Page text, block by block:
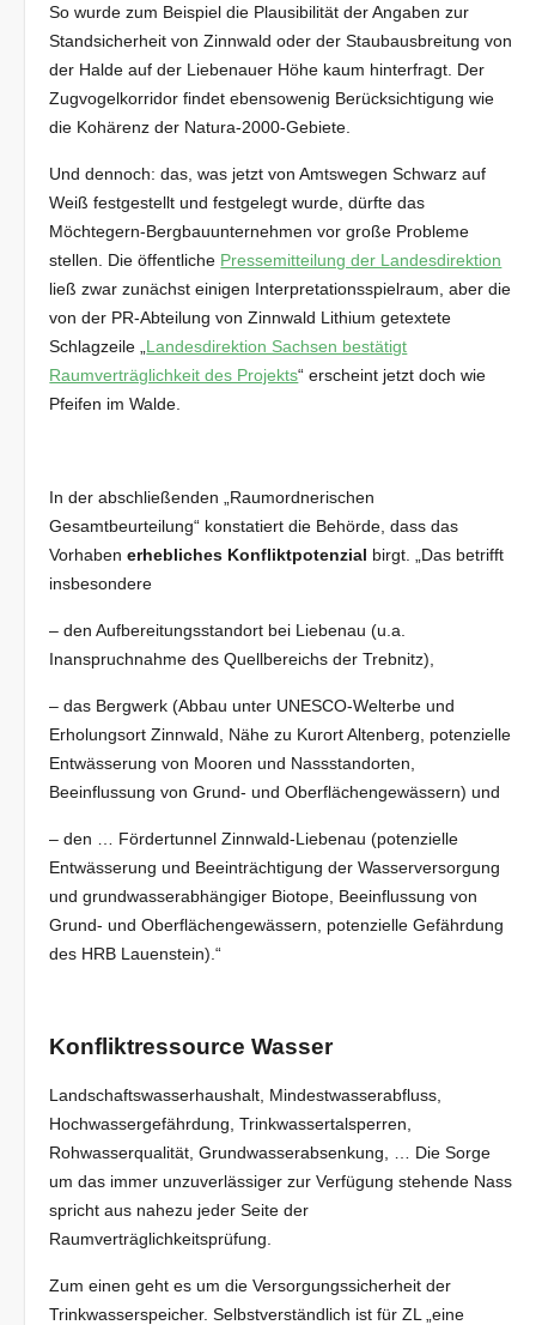
So wurde zum Beispiel die Plausibilität der Angaben zur
Standsicherheit von Zinnwald oder der Staubausbreitung von
der Halde auf der Liebenauer Höhe kaum hinterfragt. Der
Zugvogelkorridor findet ebensowenig Berücksichtigung wie
die Kohärenz der Natura-2000-Gebiete.
Und dennoch: das, was jetzt von Amtswegen Schwarz auf
Weiß festgestellt und festgelegt wurde, dürfte das
Möchtegern-Bergbauunternehmen vor große Probleme
stellen. Die öffentliche Pressemitteilung der Landesdirektion
ließ zwar zunächst einigen Interpretationsspielraum, aber die
von der PR-Abteilung von Zinnwald Lithium getextete
Schlagzeile „ Landesdirektion Sachsen bestätigt
Raumverträglichkeit des Projekts“ erscheint jetzt doch wie
Pfeifen im Walde.
In der abschließenden „Raumordnerischen
Gesamtbeurteilung“ konstatiert die Behörde, dass das
Vorhabenerhebliches Konfliktpotenzial birgt. „Das betrifft
insbesondere
– den Aufbereitungsstandort bei Liebenau (u.a.
Inanspruchnahme des Quellbereichs der Trebnitz),
– das Bergwerk (Abbau unter UNESCO-Welterbe und
Erholungsort Zinnwald, Nähe zu Kurort Altenberg, potenzielle
Entwässerung von Mooren und Nassstandorten,
Beeinflussung von Grund- und Oberflächengewässern) und
– den … Fördertunnel Zinnwald-Liebenau (potenzielle
Entwässerung und Beeinträchtigung der Wasserversorgung
und grundwasserabhängiger Biotope, Beeinflussung von
Grund- und Oberflächengewässern, potenzielle Gefährdung
des HRB Lauenstein).“
Konfliktressource Wasser
Landschaftswasserhaushalt, Mindestwasserabfluss,
Hochwassergefährdung, Trinkwassertalsperren,
Rohwasserqualität, Grundwasserabsenkung, … Die Sorge
um das immer unzuverlässiger zur Verfügung stehende Nass
spricht aus nahezu jeder Seite der
Raumverträglichkeitsprüfung.
Zum einen geht es um die Versorgungssicherheit der
Trinkwasserspeicher. Selbstverständlich ist für ZL „eine